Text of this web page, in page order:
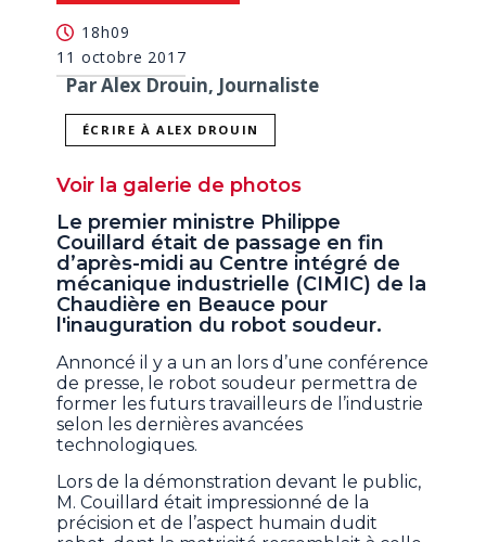
18h09
11 octobre 2017
Par Alex Drouin, Journaliste
ÉCRIRE À ALEX DROUIN
Voir la galerie de photos
Le premier ministre Philippe
Couillard était de passage en fin
d’après-midi au Centre intégré de
mécanique industrielle (CIMIC) de la
Chaudière en Beauce pour
l'inauguration du robot soudeur.
Annoncé il y a un an lors d’une conférence
de presse, le robot soudeur permettra de
former les futurs travailleurs de l’industrie
selon les dernières avancées
technologiques.
Lors de la démonstration devant le public,
M. Couillard était impressionné de la
précision et de l’aspect humain dudit